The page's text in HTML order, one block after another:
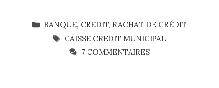
CATÉGORIES
BANQUE, CREDIT, RACHAT DE CRÉDIT
ÉTIQUETTES
CAISSE CREDIT MUNICIPAL
7 COMMENTAIRES